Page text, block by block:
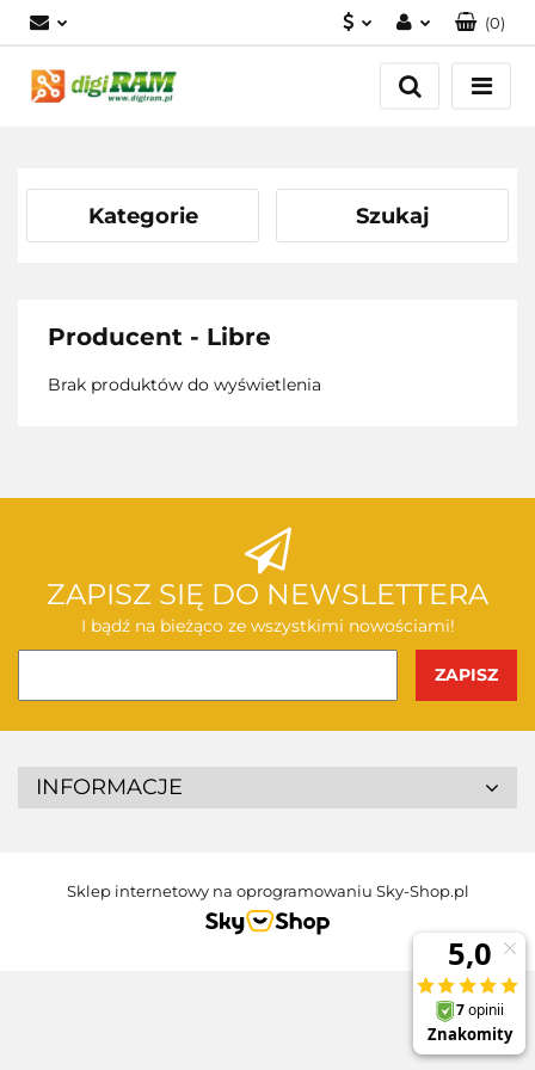
Zaloguj się
Zarejestruj się
(0)
Kategorie Szukaj
Producent - Libre
Brak produktów do wyświetlenia
ZAPISZ SIĘ DO NEWSLETTERA
I bądź na bieżąco ze wszystkimi nowościami!
INFORMACJE
Sklep internetowy na oprogramowaniu Sky-Shop.pl